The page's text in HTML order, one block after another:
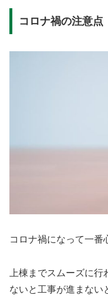
コロナ禍の注意点
コロナ禍になって一番
上棟までスムーズに
ないと工事が進まない